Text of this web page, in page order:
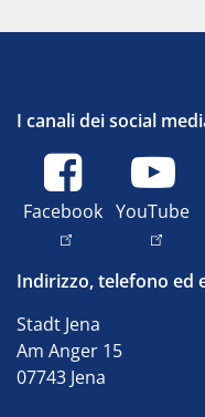
I canali dei social
Facebook YouTube
Indirizzo, telefono ed
Stadt Jena
Am Anger 15
07743 Jena